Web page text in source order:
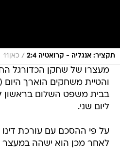
תקציר: אנגליה - קרואטיה 2:4 / כאן11
מעצרו של שחקן הכדורגל
והטיית משחקים הוארך
בבית משפט השלום בראשון
ליום שני.
על פי ההסכם עם עורכת
לאחר מכן הוא ישהה במעצר